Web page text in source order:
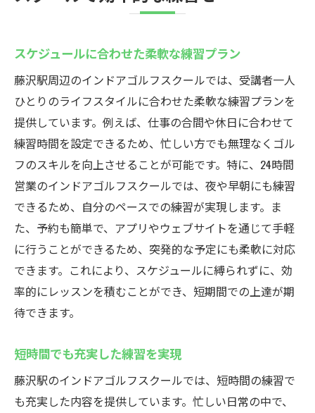
スケジュールに合わせた柔軟な練習プラン
藤沢駅周辺のインドアゴルフスクールでは、受講者一人
ひとりのライフスタイルに合わせた柔軟な練習プランを
提供しています。例えば、仕事の合間や休日に合わせて
練習時間を設定できるため、忙しい方でも無理なくゴル
フのスキルを向上させることが可能です。特に、24時間
営業のインドアゴルフスクールでは、夜や早朝にも練習
できるため、自分のペースでの練習が実現します。ま
た、予約も簡単で、アプリやウェブサイトを通じて手軽
に行うことができるため、突発的な予定にも柔軟に対応
できます。これにより、スケジュールに縛られずに、効
率的にレッスンを積むことができ、短期間での上達が期
待できます。
短時間でも充実した練習を実現
藤沢駅のインドアゴルフスクールでは、短時間の練習で
も充実した内容を提供しています。忙しい日常の中で、